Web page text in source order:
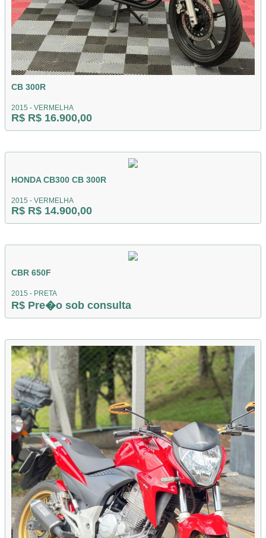
CB 300R
2015 - VERMELHA
R$ R$ 16.900,00
HONDA CB300 CB 300R
2015 - VERMELHA
R$ R$ 14.900,00
CBR 650F
2015 - PRETA
R$ Pre�o sob consulta